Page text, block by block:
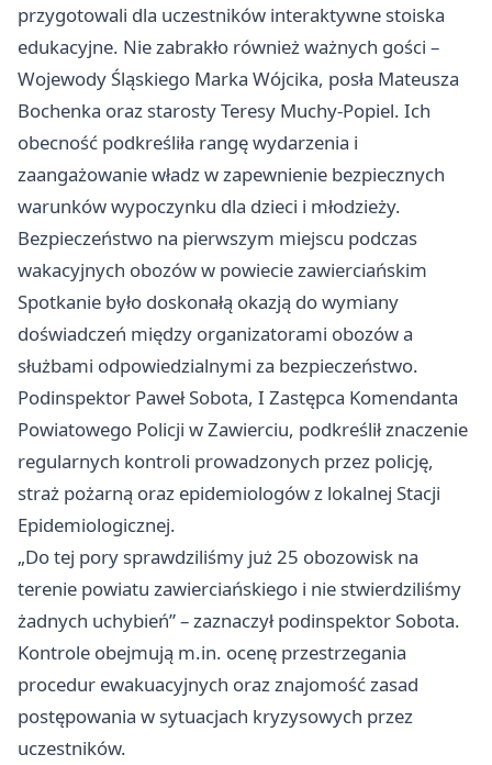
przygotowali dla uczestników interaktywne stoiska
edukacyjne. Nie zabrakło również ważnych gości –
Wojewody Śląskiego Marka Wójcika, posła Mateusza
Bochenka oraz starosty Teresy Muchy-Popiel. Ich
obecność podkreśliła rangę wydarzenia i
zaangażowanie władz w zapewnienie bezpiecznych
warunków wypoczynku dla dzieci i młodzieży.
Bezpieczeństwo na pierwszym miejscu podczas
wakacyjnych obozów w powiecie zawierciańskim
Spotkanie było doskonałą okazją do wymiany
doświadczeń między organizatorami obozów a
służbami odpowiedzialnymi za bezpieczeństwo.
Podinspektor Paweł Sobota, I Zastępca Komendanta
Powiatowego Policji w Zawierciu, podkreślił znaczenie
regularnych kontroli prowadzonych przez policję,
straż pożarną oraz epidemiologów z lokalnej Stacji
Epidemiologicznej.
„Do tej pory sprawdziliśmy już 25 obozowisk na
terenie powiatu zawierciańskiego i nie stwierdziliśmy
żadnych uchybień” – zaznaczył podinspektor Sobota.
Kontrole obejmują m.in. ocenę przestrzegania
procedur ewakuacyjnych oraz znajomość zasad
postępowania w sytuacjach kryzysowych przez
uczestników.